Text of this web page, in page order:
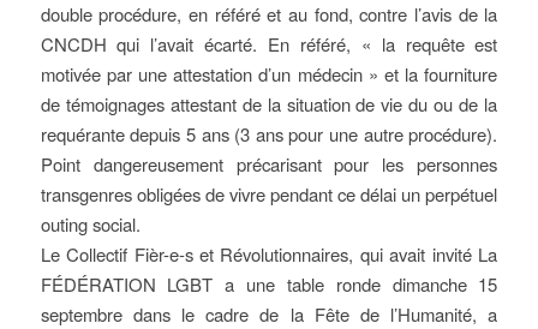
double procédure, en référé et au fond, contre l’avis de la
CNCDH qui l’avait écarté. En référé, « la requête est
motivée par une attestation d’un médecin » et la fourniture
de témoignages attestant de la situation de vie du ou de la
requérante depuis 5 ans (3 ans pour une autre procédure).
Point dangereusement précarisant pour les personnes
transgenres obligées de vivre pendant ce délai un perpétuel
outing social.
Le Collectif Fièr-e-s et Révolutionnaires, qui avait invité La
FÉDÉRATION LGBT a une table ronde dimanche 15
septembre dans le cadre de la Fête de l’Humanité, a